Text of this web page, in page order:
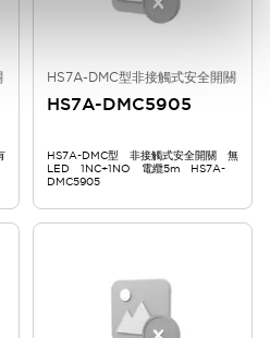
HS7A-DMC型非接觸式安全開關
HS7A-DMC5905
HS7A-DMC型 非接觸式安全開關 無
LED 1NC+1NO 電纜5m HS7A-
DMC5905